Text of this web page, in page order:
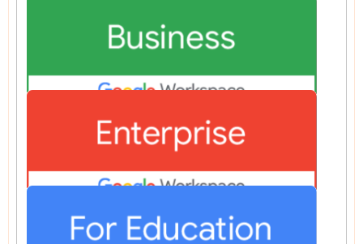
Google Workspace Business
Google Workspace Enterprise